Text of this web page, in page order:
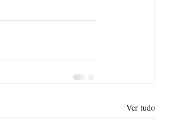
Ver tudo